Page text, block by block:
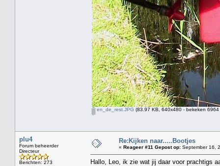
en_de_rest.JPG (83.97 KB, 640x480 - bekeken 6964
plu4
Forum beheerder
Directeur
Berichten: 273
Re:Kijken naar.....Bootjes
« Reageer #11 Gepost op: September 16,
Hallo, Leo, ik zie wat jij daar voor prachtigs